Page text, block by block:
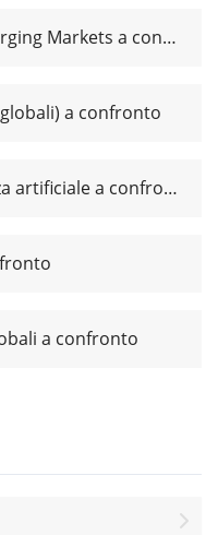
ETF sull'MSCI Emerging Markets a confronto
a confronto
ETF sull’intelligenza artificiale a confronto
a confronto